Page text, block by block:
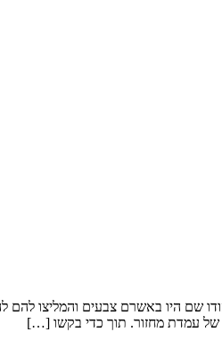
אחרי טיול בהודו שם היו באשרם צבעים
של עמדת מחזור. תוך כדי בקשו […]